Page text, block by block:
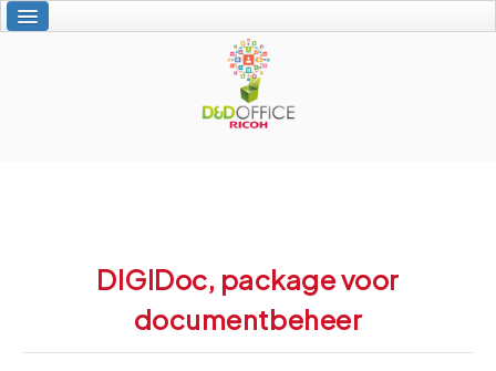
Gepersonaliseerde diensten
Contact
DIGIDoc, package voor
documentbeheer